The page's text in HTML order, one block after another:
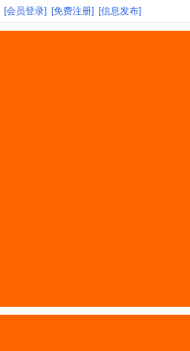
[会员登录] [免费注册] [信息发布]